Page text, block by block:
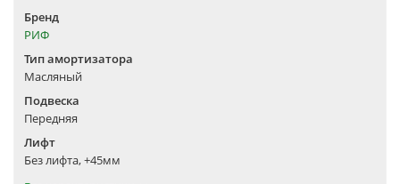
Бренд
РИФ
Тип амортизатора
Масляный
Подвеска
Передняя
Лифт
Без лифта, +45мм